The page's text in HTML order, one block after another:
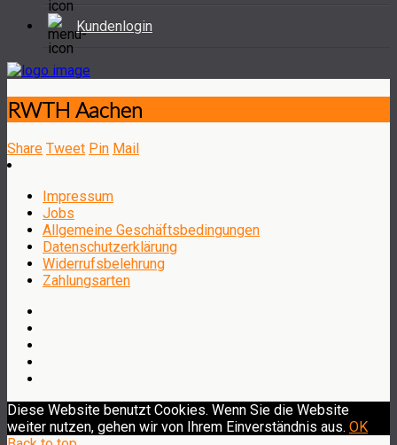
Kundenlogin
RWTH Aachen
Share Tweet Pin Mail
Impressum
Jobs
Allgemeine Geschäftsbedingungen
Datenschutzerklärung
Widerrufsbelehrung
Zahlungsarten
Diese Website benutzt Cookies. Wenn Sie die Website
weiter nutzen, gehen wir von Ihrem Einverständnis aus. OK